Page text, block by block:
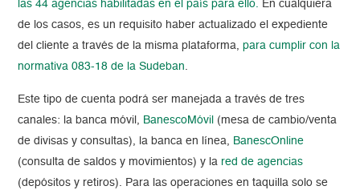
las 44 agencias habilitadas en el país para ello. En cualquiera
de los casos, es un requisito haber actualizado el expediente
del cliente a través de la misma plataforma,para cumplir con la
normativa 083-18 de la Sudeban.
Este tipo de cuenta podrá ser manejada a través de tres
canales: la banca móvil, BanescoMóvil (mesa de cambio/venta
de divisas y consultas), la banca en línea, BanescOnline
(consulta de saldos y movimientos) y la red de agencias
(depósitos y retiros). Para las operaciones en taquilla solo se